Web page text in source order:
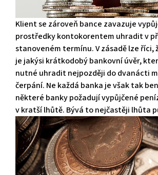
Klient se zároveň bance zavazuje
prostředky kontokorentem uhradit v
stanoveném termínu. V zásadě lze
je jakýsi krátkodobý bankovní úvěr,
nutné uhradit nejpozději do dvanácti
čerpání. Ne každá banka je však tak
některé banky požadují vypůjčené
v kratší lhůtě. Bývá to nejčastěji lhůta